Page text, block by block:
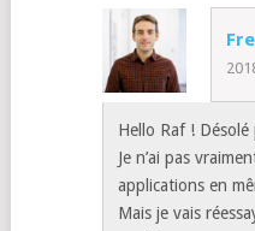
conclusion
Maintenant
de la HP
ou une
plus
merci pour
connaitre